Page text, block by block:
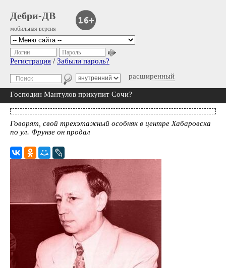
Дебри-ДВ
мобильная версия
расширенный
Логин Пароль
Регистрация / Забыли пароль?
Господин Мантулов прикупит Сочи?
Говорят, свой трехэтажный особняк в центре Хабаровска
по ул. Фрунзе он продал